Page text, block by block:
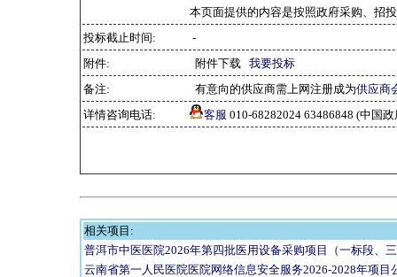
本页面提供的内容是按照政府采购、招
投标截止时间:
-
附件:
附件下载 我要投标
备注:
有意向的供应商需上网注册成为供应商
详情咨询电话:
客服 010-68282024 63486848 (中国
相关项目:
普洱市中医医院2026年第四批医用设备采购项目（一标段、
云南省第一人民医院医院网络信息安全服务2026-2028年项目